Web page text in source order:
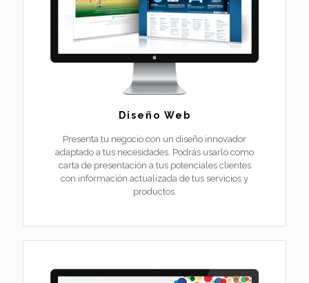
Diseño Web
Presenta tu negocio con un diseño innovador
adaptado a tus necesidades. Podrás usarlo como
carta de presentación a tus potenciales clientes
con información actualizada de tus servicios y
productos.